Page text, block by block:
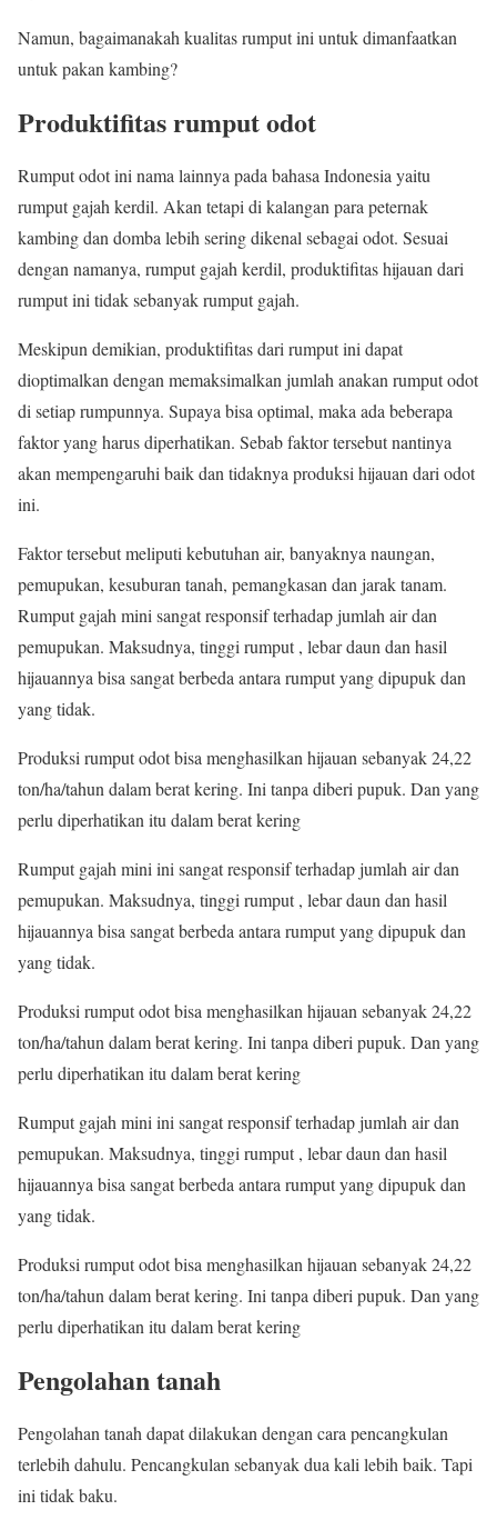
Namun, bagaimanakah kualitas rumput ini untuk dimanfaatkan
untuk pakan kambing?
Produktifitas rumput odot
Rumput odot ini nama lainnya pada bahasa Indonesia yaitu
rumput gajah kerdil. Akan tetapi di kalangan para peternak
kambing dan domba lebih sering dikenal sebagai odot. Sesuai
dengan namanya, rumput gajah kerdil, produktifitas hijauan dari
rumput ini tidak sebanyak rumput gajah.
Meskipun demikian, produktifitas dari rumput ini dapat
dioptimalkan dengan memaksimalkan jumlah anakan rumput odot
di setiap rumpunnya. Supaya bisa optimal, maka ada beberapa
faktor yang harus diperhatikan. Sebab faktor tersebut nantinya
akan mempengaruhi baik dan tidaknya produksi hijauan dari odot
ini.
Faktor tersebut meliputi kebutuhan air, banyaknya naungan,
pemupukan, kesuburan tanah, pemangkasan dan jarak tanam.
Rumput gajah mini sangat responsif terhadap jumlah air dan
pemupukan. Maksudnya, tinggi rumput , lebar daun dan hasil
hijauannya bisa sangat berbeda antara rumput yang dipupuk dan
yang tidak.
Produksi rumput odot bisa menghasilkan hijauan sebanyak 24,22
ton/ha/tahun dalam berat kering. Ini tanpa diberi pupuk. Dan yang
perlu diperhatikan itu dalam berat kering
Rumput gajah mini ini sangat responsif terhadap jumlah air dan
pemupukan. Maksudnya, tinggi rumput , lebar daun dan hasil
hijauannya bisa sangat berbeda antara rumput yang dipupuk dan
yang tidak.
Produksi rumput odot bisa menghasilkan hijauan sebanyak 24,22
ton/ha/tahun dalam berat kering. Ini tanpa diberi pupuk. Dan yang
perlu diperhatikan itu dalam berat kering
Rumput gajah mini ini sangat responsif terhadap jumlah air dan
pemupukan. Maksudnya, tinggi rumput , lebar daun dan hasil
hijauannya bisa sangat berbeda antara rumput yang dipupuk dan
yang tidak.
Produksi rumput odot bisa menghasilkan hijauan sebanyak 24,22
ton/ha/tahun dalam berat kering. Ini tanpa diberi pupuk. Dan yang
perlu diperhatikan itu dalam berat kering
Pengolahan tanah
Pengolahan tanah dapat dilakukan dengan cara pencangkulan
terlebih dahulu. Pencangkulan sebanyak dua kali lebih baik. Tapi
ini tidak baku.